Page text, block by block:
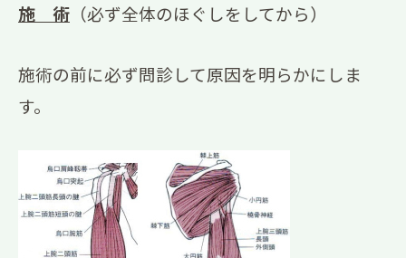
施 術 （必ず全体のほぐしをしてから）
施術の前に必ず問診して原因を明らかにしま
す。